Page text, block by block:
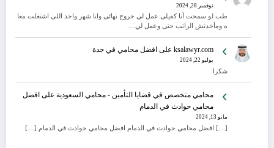
نوفمبر 28, 2024
طب لو سمحت أنا كفيلى عمل لي خروج نهائى وانا شهر واحد اللى اشتغلت معا
ه ومأخدتش الراتب حتى وعمل لي…
ksalawyr.com على افضل محامي في جدة
يوليو 22, 2024
شكرا
محامي متخصص في قضايا التأمين - محامي السعودية على افضل
محامي حوادث في الدمام
مايو 13, 2024
[…] افضل محامي حوادث في الدمام افضل محامي حوادث في الدمام […]